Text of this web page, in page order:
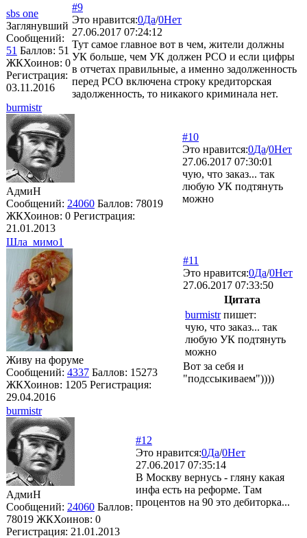
sbs one
Заглянувший
Сообщений:
51 Баллов: 51
ЖКХоинов: 0
Регистрация:
03.11.2016
#9
Это нравится:0Да/0Нет
27.06.2017 07:24:12
Тут самое главное вот в чем, жители должны
УК больше, чем УК должен РСО и если цифры
в отчетах правильные, а именно задолженность
перед РСО включена строку кредиторская
задолженность, то никакого криминала нет.
burmistr
АдмиН
Сообщений: 24060 Баллов: 78019
ЖКХоинов: 0 Регистрация:
21.01.2013
#10
Это нравится:0Да/0Нет
27.06.2017 07:30:01
чую, что заказ... так
любую УК подтянуть
можно
Шла_мимо1
Живу на форуме
Сообщений: 4337 Баллов: 15273
ЖКХоинов: 1205 Регистрация:
29.04.2016
#11
Это нравится:0Да/0Нет
27.06.2017 07:33:50
Цитата
burmistrпишет:
чую, что заказ... так
любую УК подтянуть
можно
Вот за себя и
"подссыкиваем"))))
burmistr
АдмиН
Сообщений: 24060 Баллов:
78019 ЖКХоинов: 0
Регистрация: 21.01.2013
#12
Это нравится:0Да/0Нет
27.06.2017 07:35:14
В Москву вернусь - гляну какая
инфа есть на реформе. Там
процентов на 90 это дебиторка...